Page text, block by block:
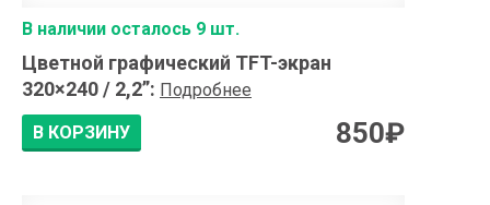
В наличии осталось 9 шт.
Цветной графический TFT-экран
320×240 / 2,2”: Подробнее
В КОРЗИНУ 850₽